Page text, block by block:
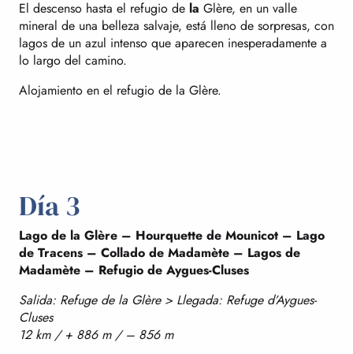
El descenso hasta el refugio de la Glère, en un valle
mineral de una belleza salvaje, está lleno de sorpresas, con
lagos de un azul intenso que aparecen inesperadamente a
lo largo del camino.
Alojamiento en el refugio de la Glère.
Día 3
Lago de la Glère – Hourquette de Mounicot – Lago
de Tracens – Collado de Madamète – Lagos de
Madamète – Refugio de Aygues-Cluses
Salida: Refuge de la Glère > Llegada: Refuge d’Aygues-
Cluses
12 km / + 886 m / – 856 m